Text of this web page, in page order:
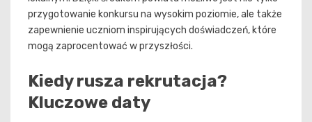
przygotowanie konkursu na wysokim poziomie, ale także
zapewnienie uczniom inspirujących doświadczeń, które
mogą zaprocentować w przyszłości.
Kiedy rusza rekrutacja?
Kluczowe daty